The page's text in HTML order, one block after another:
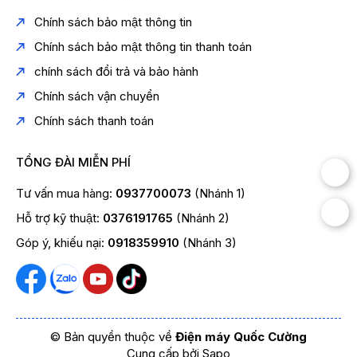
Fresh+, Econavi
Số khay:(Thông tin này cần được xác minh lại)
Chất liệu khay: Kính chịu lực
Kích thước: 600 x 1853 x 630 mm (Cần xác minh lại)
Trọng lượng:62 kg (Cần xác minh lại)
Màu sắc:
Xám đen (mặt gương)
Chính sách bảo mật thông tin
Chính sách bảo mật thông tin thanh toán
chính sách đổi trả và bảo hành
Chính sách vận chuyển
Chính sách thanh toán
TỔNG ĐÀI MIỄN PHÍ
Tư vấn mua hàng: 0937700073 (Nhánh 1)
Hỗ trợ kỹ thuật: 0376191765 (Nhánh 2)
Góp ý, khiếu nại: 0918359910 (Nhánh 3)
© Bản quyền thuộc về Điện máy Quốc Cường
Cung cấp bởi Sapo